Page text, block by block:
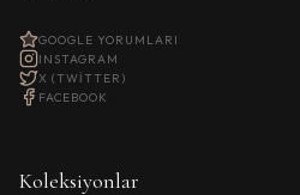
GOOGLE YORUMLARI
INSTAGRAM
X (TWITTER)
FACEBOOK
Koleksiyonlar